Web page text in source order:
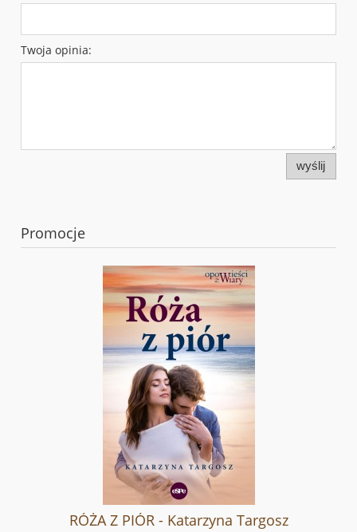
Twoja opinia:
wyślij
Promocje
RÓŻA Z PIÓR - Katarzyna Targosz